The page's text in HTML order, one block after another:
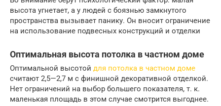
высота угнетает, а у людей с боязнью замкнутого
пространства вызывает панику. Он вносит ограничение
на использование подвесных конструкций и отделки
Оптимальная высота потолка в частном доме
Оптимальной высотой для потолка в частном доме
считают 2,5—2,7 м с финишной декоративной отделкой.
Нет ограничений на выбор большего показателя, т. к.
маленькая площадь в этом случае смотрится выгоднее.